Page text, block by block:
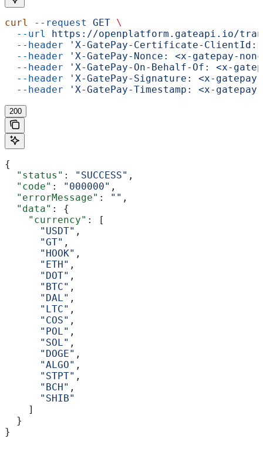
curl --request GET \
  --url
https://openplatform.gateapi.io/
  --header
'X-GatePay-Certificate-
  --header
'X-GatePay-Nonce: <x-gatepay-
  --header
'X-GatePay-On-Behalf-Of: <x-
  --header
'X-GatePay-Signature: <x-
  --header
'X-GatePay-Timestamp: <x-
200
{
  "status"
: "SUCCESS" ,
  "code"
: "000000" ,
  "errorMessage"
: "" ,
  "data"
: {
    "currency"
: [
      "USDT"
,
      "GT"
,
      "HOOK"
,
      "ETH"
,
      "DOT"
,
      "BTC"
,
      "DAL"
,
      "LTC"
,
      "COS"
,
      "POL"
,
      "SOL"
,
      "DOGE"
,
      "ALGO"
,
      "STPT"
,
      "BCH"
,
      "SHIB"
    ]
  }
}